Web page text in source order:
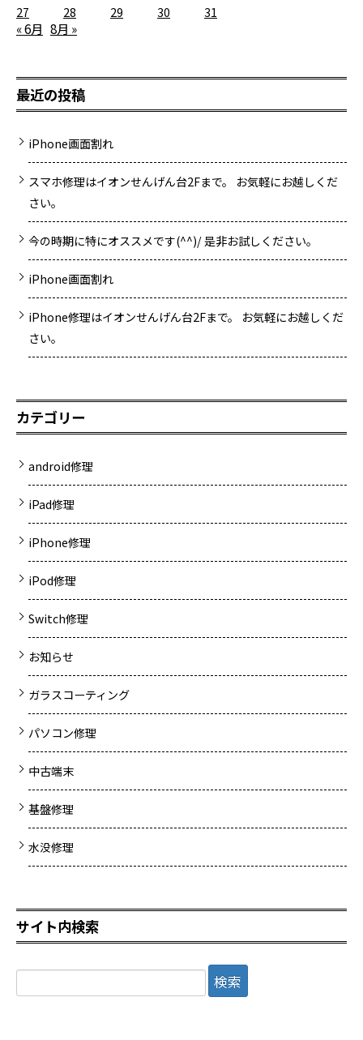
27
28 29 30 31
« 6月 8月 »
最近の投稿
iPhone画面割れ
スマホ修理はイオンせんげん台2Fまで。 お気軽にお越しくだ
さい。
今の時期に特にオススメです(^^)/ 是非お試しください。
iPhone画面割れ
iPhone修理はイオンせんげん台2Fまで。 お気軽にお越しくだ
さい。
カテゴリー
android修理
iPad修理
iPhone修理
iPod修理
Switch修理
お知らせ
ガラスコーティング
パソコン修理
中古端末
基盤修理
水没修理
サイト内検索
検
索: